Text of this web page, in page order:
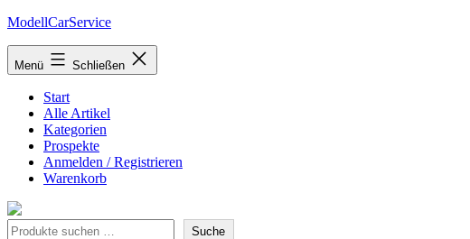
Zum
springen
ModellCarService
Menü Schließen
Start
Alle Artikel
Kategorien
Prospekte
Anmelden / Registrieren
Warenkorb
Suche Suche